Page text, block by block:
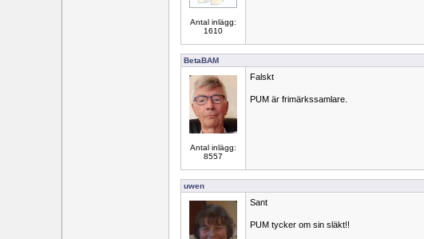
Antal inlägg:
1610
BetaBAM
Antal inlägg:
8557
Falskt
PUM är frimärkssamlare.
uwen
Sant
PUM tycker om sin släkt!!